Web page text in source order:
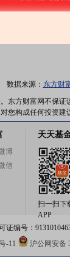
绩和分红，均
版图成果初
数据来源： 东方财
东方财富网不保
您构成任何投资建
博
信
天天基
扫一扫下
APP
编号：
-11 沪公网安备